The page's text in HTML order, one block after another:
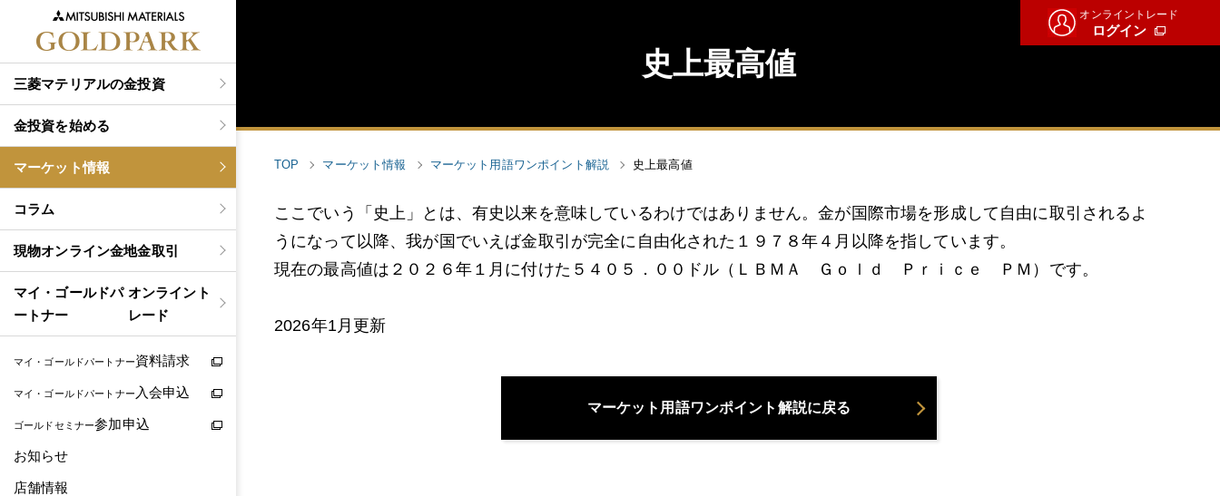
オンライントレード
ログイン
三菱マテリアルの金投資
金投資を始める
マーケット情報
コラム
現物オンライン金地金取引
マイ・ゴールドパ
ートナー
オンライント
レード
マイ・ゴールドパートナー資料請求
マイ・ゴールドパートナー 入会申込
ゴールドセミナー参加申込
お知らせ
店舗情報
史上最高値
TOP マーケット情報 マーケット用語ワンポイント解説 史上最高値
ここでいう「史上」とは、有史以来を意味しているわけではありません。金が国際市場を形成して自由に取引されるよ
うになって以降、我が国でいえば金取引が完全に自由化された１９７８年４月以降を指しています。
現在の最高値は２０２６年１月に付けた５４０５．００ドル（ＬＢＭＡ Ｇｏｌｄ Ｐｒｉｃｅ ＰＭ）です。
2026年1月更新
マーケット用語ワンポイント解説に戻る